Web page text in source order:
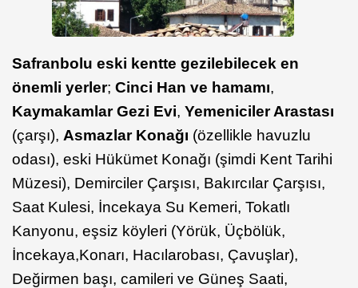
Safranbolu eski kentte gezilebilecek en
önemli yerler; Cinci Han ve hamamı,
Kaymakamlar Gezi Evi, Yemeniciler Arastası
(çarşı), Asmazlar Konağı (özellikle havuzlu
odası), eski Hükümet Konağı (şimdi Kent Tarihi
Müzesi), Demirciler Çarşısı, Bakırcılar Çarşısı,
Saat Kulesi, İncekaya Su Kemeri, Tokatlı
Kanyonu, eşsiz köyleri (Yörük, Üçbölük,
İncekaya,Konarı, Hacılarobası, Çavuşlar),
Değirmen başı, camileri ve Güneş Saati,